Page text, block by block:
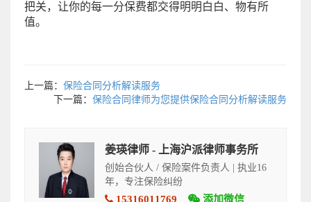
把关，让你的每一分保费都交得明明白白、物有所
值。
上一篇： 保险合同分析解读服务
下一篇： 保险合同律师为您提供保险合同分析解读服务
姜瑛律师 - 上海沪派律师事务所
创始合伙人 / 保险案件负责人 | 执业16
年，专注保险纠纷
15316011769 添加微信